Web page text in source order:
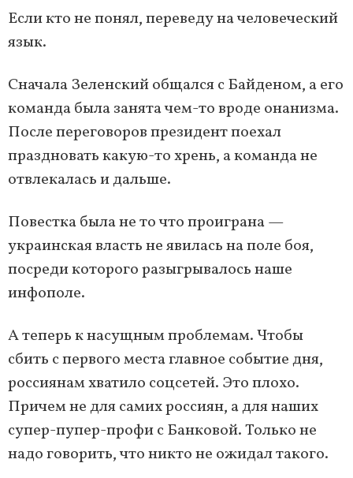
Если кто не понял, переведу на человеческий
язык.
Сначала Зеленский общался с Байденом, а его
команда была занята чем-то вроде онанизма.
После переговоров президент поехал
праздновать какую-то хрень, а команда не
отвлекалась и дальше.
Повестка была не то что проиграна —
украинская власть не явилась на поле боя,
посреди которого разыгрывалось наше
инфополе.
А теперь к насущным проблемам. Чтобы
сбить с первого места главное событие дня,
россиянам хватило соцсетей. Это плохо.
Причем не для самих россиян, а для наших
супер-пупер-профи с Банковой. Только не
надо говорить, что никто не ожидал такого.